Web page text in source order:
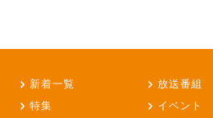
新着一覧 放送番組
特集
イベント